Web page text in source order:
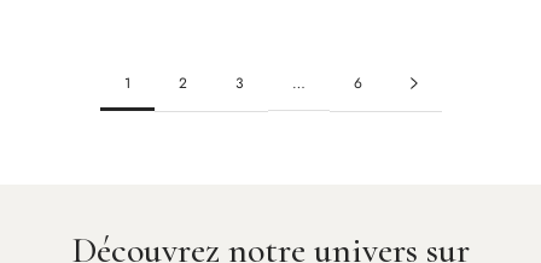
1 2 3 … 6
Découvrez notre univers sur